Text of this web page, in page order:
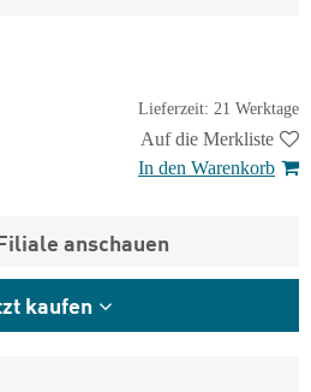
Lieferzeit: 21 Werktage
Auf die Merkliste
In den Warenkorb
anschauen
kaufen